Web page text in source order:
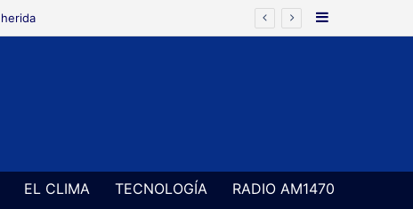
Barra Lateral
EL CLIMA TECNOLOGÍA
RADIO AM1470